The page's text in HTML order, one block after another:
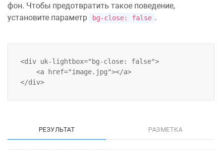
фон. Чтобы предотвратить такое поведение,
установите параметр
bg-close: false .
<div uk-lightbox="bg-close: false">
    <a href="image.jpg"></a>
РЕЗУЛЬТАТ РАЗМЕТКА